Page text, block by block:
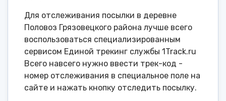
Для отслеживания посылки в деревне
Половоз Грязовецкого района лучше всего
воспользоваться специализированным
сервисом Единой трекинг службы 1Track.ru
Всего навсего нужно ввести трек-код -
номер отслеживания в специальное поле на
сайте и нажать кнопку отследить посылку.